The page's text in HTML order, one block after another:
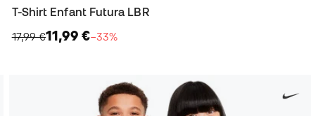
T-Shirt Enfant Futura LBR
17,99 €11,99 €−33%